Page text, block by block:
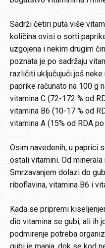
Sadrži četiri puta više
količina ovisi o sorti
uzgojena i nekim drugim
poznata je po sadržaju
različiti uključujući još
paprike računato na 100 g
vitamina C (72-172 % od
vitamina B6 (10-17 % od
vitamina A (15% od RDA
Osim navedenih, u paprici
ostali vitamini. Od minerala
Smrzavanjem dolazi do
riboflavina, vitamina B6 i
Kada se pripremi
dio vitamina se gubi, ali ih
podmirenje potreba